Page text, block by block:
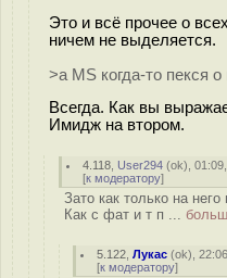
Это и всё прочее о
ничем не выделяется.
>а MS когда-то пекся
Всегда. Как вы
Имидж на втором.
4.118 User294 (ok),
[к модератору]
Зато как только на
Как с фат и т п ...
5.122 ,Лукас (ok),
[к модератору]